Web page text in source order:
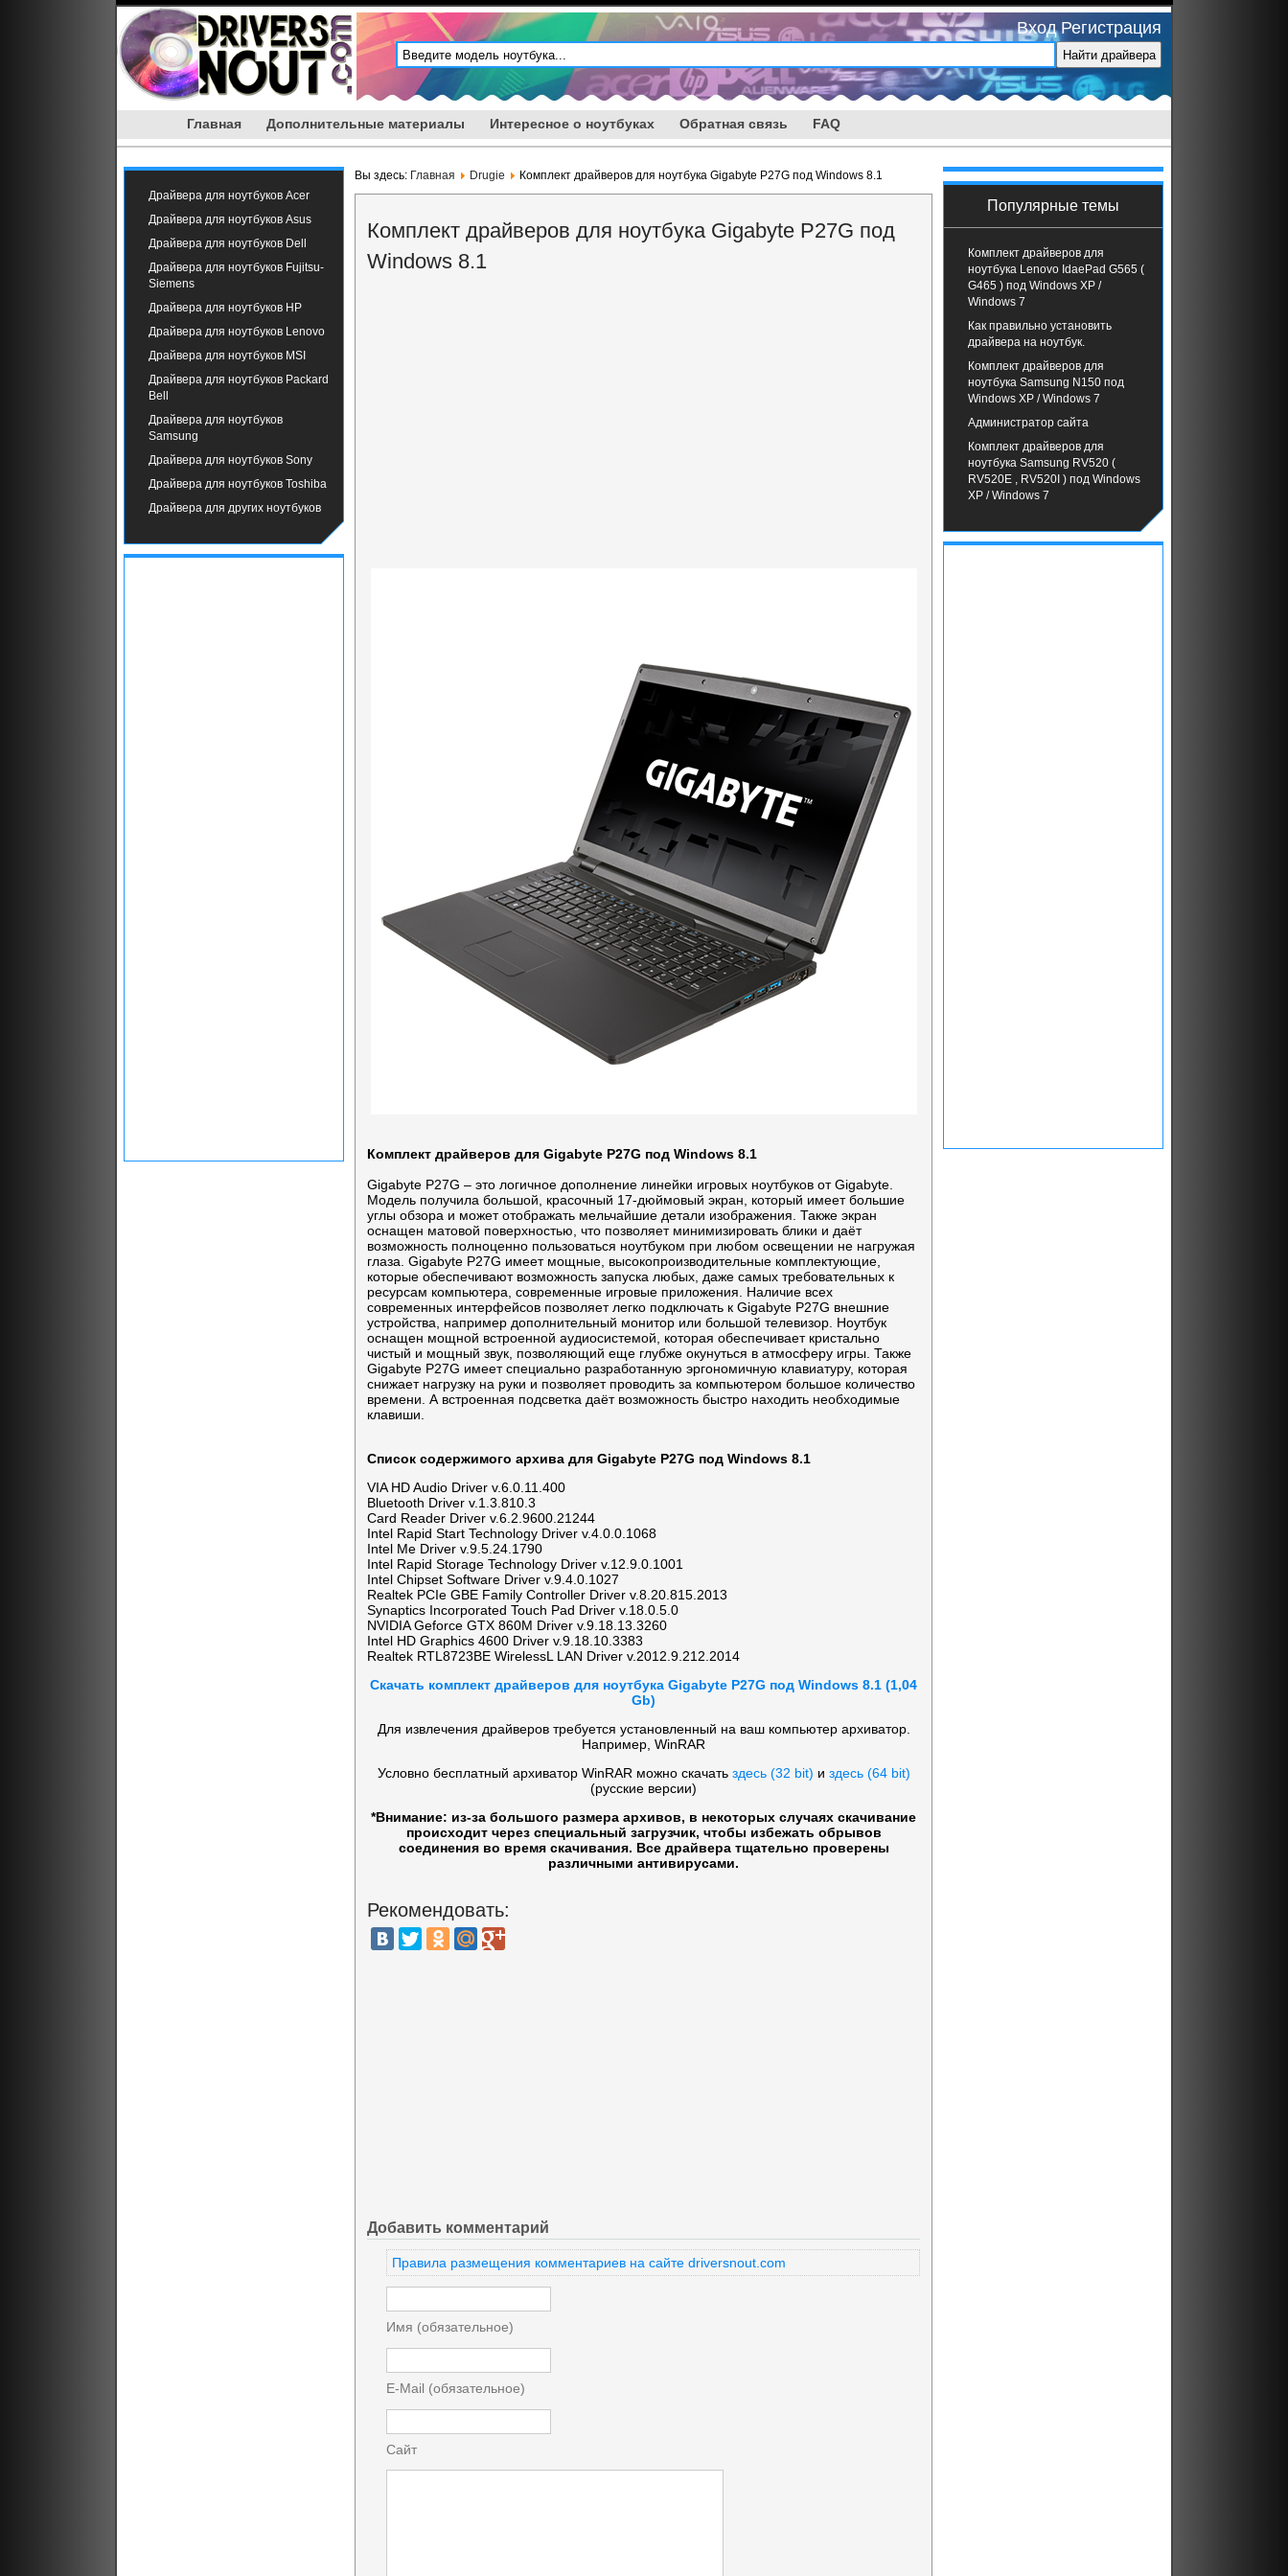
Вход Регистрация
Главная Дополнительные материалы Интересное о ноутбуках Обратная связь FAQ
Драйвера для ноутбуков Acer
Драйвера для ноутбуков Asus
Драйвера для ноутбуков Dell
Драйвера для ноутбуков Fujitsu-
Siemens
Драйвера для ноутбуков HP
Драйвера для ноутбуков Lenovo
Драйвера для ноутбуков MSI
Драйвера для ноутбуков Packard
Bell
Драйвера для ноутбуков
Samsung
Драйвера для ноутбуков Sony
Драйвера для ноутбуков Toshiba
Драйвера для других ноутбуков
Вы здесь: Главная Drugie Комплект драйверов для ноутбука Gigabyte P27G под Windows 8.1
Комплект драйверов для ноутбука Gigabyte P27G под
Windows 8.1
Комплект драйверов для Gigabyte P27G под Windows 8.1
Gigabyte P27G – это логичное дополнение линейки игровых ноутбуков от Gigabyte.
Модель получила большой, красочный 17-дюймовый экран, который имеет большие
углы обзора и может отображать мельчайшие детали изображения. Также экран
оснащен матовой поверхностью, что позволяет минимизировать блики и даёт
возможность полноценно пользоваться ноутбуком при любом освещении не нагружая
глаза. Gigabyte P27G имеет мощные, высокопроизводительные комплектующие,
которые обеспечивают возможность запуска любых, даже самых требовательных к
ресурсам компьютера, современные игровые приложения. Наличие всех
современных интерфейсов позволяет легко подключать к Gigabyte P27G внешние
устройства, например дополнительный монитор или большой телевизор. Ноутбук
оснащен мощной встроенной аудиосистемой, которая обеспечивает кристально
чистый и мощный звук, позволяющий еще глубже окунуться в атмосферу игры. Также
Gigabyte P27G имеет специально разработанную эргономичную клавиатуру, которая
снижает нагрузку на руки и позволяет проводить за компьютером большое количество
времени. А встроенная подсветка даёт возможность быстро находить необходимые
клавиши.
Список содержимого архива для Gigabyte P27G под Windows 8.1
VIA HD Audio Driver v.6.0.11.400
Bluetooth Driver v.1.3.810.3
Card Reader Driver v.6.2.9600.21244
Intel Rapid Start Technology Driver v.4.0.0.1068
Intel Me Driver v.9.5.24.1790
Intel Rapid Storage Technology Driver v.12.9.0.1001
Intel Chipset Software Driver v.9.4.0.1027
Realtek PCIe GBE Family Controller Driver v.8.20.815.2013
Synaptics Incorporated Touch Pad Driver v.18.0.5.0
NVIDIA Geforce GTX 860M Driver v.9.18.13.3260
Intel HD Graphics 4600 Driver v.9.18.10.3383
Realtek RTL8723BE WirelessL LAN Driver v.2012.9.212.2014
Скачать комплект драйверов для ноутбука Gigabyte P27G под Windows 8.1 (1,04
Gb)
Для извлечения драйверов требуется установленный на ваш компьютер архиватор.
Например, WinRAR
Условно бесплатный архиватор WinRAR можно скачать здесь (32 bit) и здесь (64 bit)
(русские версии)
*Внимание: из-за большого размера архивов, в некоторых случаях скачивание
происходит через специальный загрузчик, чтобы избежать обрывов
соединения во время скачивания. Все драйвера тщательно проверены
различными антивирусами.
Рекомендовать:
Добавить комментарий
Правила размещения комментариев на сайте driversnout.com
Имя (обязательное)
E-Mail (обязательное)
Сайт
Популярные темы
Комплект драйверов для
ноутбука Lenovo IdaePad G565 (
G465 ) под Windows XP /
Windows 7
Как правильно установить
драйвера на ноутбук.
Комплект драйверов для
ноутбука Samsung N150 под
Windows XP / Windows 7
Администратор сайта
Комплект драйверов для
ноутбука Samsung RV520 (
RV520E , RV520I ) под Windows
XP / Windows 7